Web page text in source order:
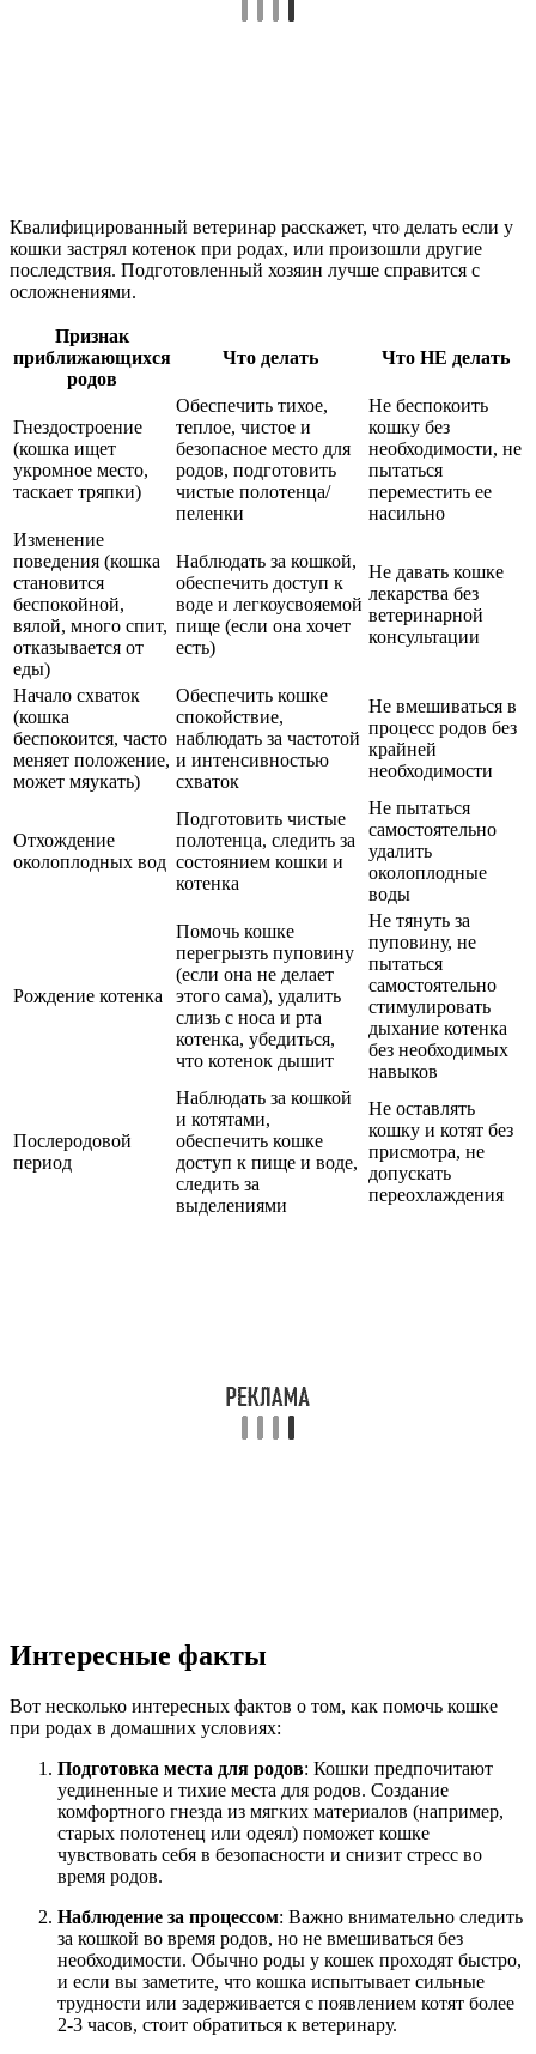
Квалифицированный ветеринар расскажет, что делать если у
кошки застрял котенок при родах, или произошли другие
последствия. Подготовленный хозяин лучше справится с
осложнениями.
Признак
приближающихся
родов
Что делать Что НЕ делать
Гнездостроение
(кошка ищет
укромное место,
таскает тряпки)
Обеспечить тихое,
теплое, чистое и
безопасное место для
родов, подготовить
чистые полотенца/
пеленки
Не беспокоить
кошку без
необходимости, не
пытаться
переместить ее
насильно
Изменение
поведения (кошка
становится
беспокойной,
вялой, много спит,
отказывается от
еды)
Наблюдать за кошкой,
обеспечить доступ к
воде и легкоусвояемой
пище (если она хочет
есть)
Не давать кошке
лекарства без
ветеринарной
консультации
Начало схваток
(кошка
беспокоится, часто
меняет положение,
может мяукать)
Обеспечить кошке
спокойствие,
наблюдать за частотой
и интенсивностью
схваток
Не вмешиваться в
процесс родов без
крайней
необходимости
Отхождение
околоплодных вод
Подготовить чистые
полотенца, следить за
состоянием кошки и
котенка
Не пытаться
самостоятельно
удалить
околоплодные
воды
Рождение котенка
Помочь кошке
перегрызть пуповину
(если она не делает
этого сама), удалить
слизь с носа и рта
котенка, убедиться,
что котенок дышит
Не тянуть за
пуповину, не
пытаться
самостоятельно
стимулировать
дыхание котенка
без необходимых
навыков
Послеродовой
период
Наблюдать за кошкой
и котятами,
обеспечить кошке
доступ к пище и воде,
следить за
выделениями
Не оставлять
кошку и котят без
присмотра, не
допускать
переохлаждения
Интересные факты
Вот несколько интересных фактов о том, как помочь кошке
при родах в домашних условиях:
Подготовка места для родов: Кошки предпочитают
уединенные и тихие места для родов. Создание
комфортного гнезда из мягких материалов (например,
старых полотенец или одеял) поможет кошке
чувствовать себя в безопасности и снизит стресс во
время родов.
Наблюдение за процессом: Важно внимательно следить
за кошкой во время родов, но не вмешиваться без
необходимости. Обычно роды у кошек проходят быстро,
и если вы заметите, что кошка испытывает сильные
трудности или задерживается с появлением котят более
2-3 часов, стоит обратиться к ветеринару.